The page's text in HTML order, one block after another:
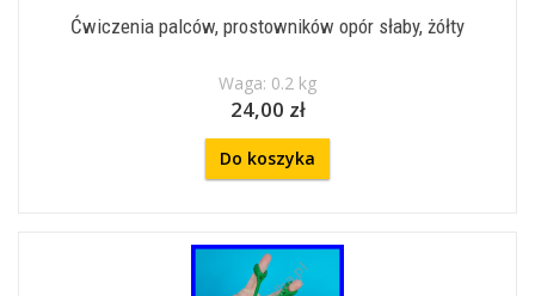
Ćwiczenia palców, prostowników opór słaby, żółty
Waga: 0.2 kg
24,00 zł
Do koszyka